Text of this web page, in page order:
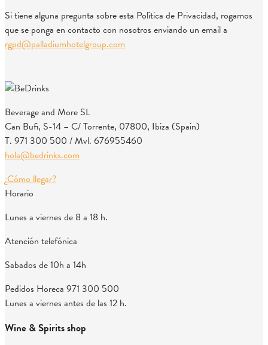
Si tiene alguna pregunta sobre esta Política de Privacidad, rogamos
que se ponga en contacto con nosotros enviando un email a
rgpd@palladiumhotelgroup.com
Beverage and More SL
Can Bufi, S-14 – C/ Torrente, 07800, Ibiza (Spain)
T. 971 300 500 / Mvl. 676955460
hola@bedrinks.com
¿Cómo llegar?
Horario
Lunes a viernes de 8 a 18 h.
Atención telefónica
Sabados de 10h a 14h
Pedidos Horeca 971 300 500
Lunes a viernes antes de las 12 h.
Wine & Spirits shop